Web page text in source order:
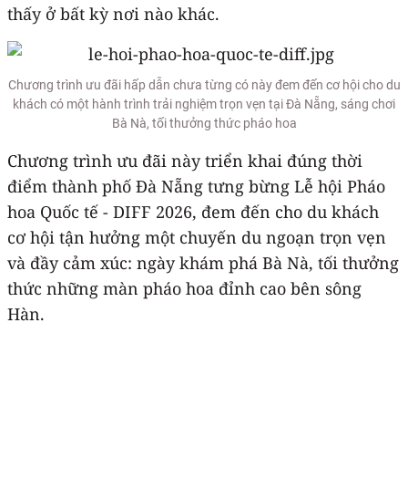
thấy ở bất kỳ nơi nào khác.
Chương trình ưu đãi hấp dẫn chưa từng có này đem đến cơ hội cho du
khách có một hành trình trải nghiệm trọn vẹn tại Đà Nẵng, sáng chơi
Bà Nà, tối thưởng thức pháo hoa
Chương trình ưu đãi này triển khai đúng thời
điểm thành phố Đà Nẵng tưng bừng Lễ hội Pháo
hoa Quốc tế - DIFF 2026, đem đến cho du khách
cơ hội tận hưởng một chuyến du ngoạn trọn vẹn
và đầy cảm xúc: ngày khám phá Bà Nà, tối thưởng
thức những màn pháo hoa đỉnh cao bên sông
Hàn.